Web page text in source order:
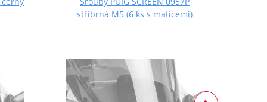
stříbrná M5 (6 ks s maticemi)